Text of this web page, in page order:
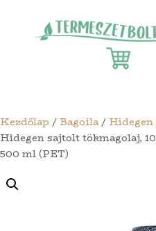
Kezdőlap / Bagoila/
Hidegen sajtolt tökmagolaj,
500 ml (PET)